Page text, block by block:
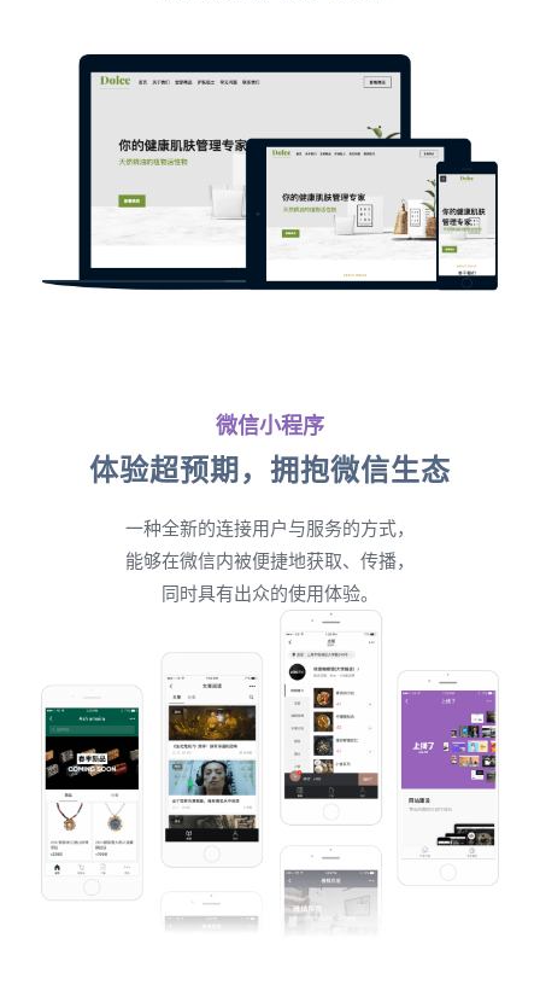
微信小程序
体验超预期，拥抱微信生态
一种全新的连接用户与服务的方式，
能够在微信内被便捷地获取、传播，
同时具有出众的使用体验。